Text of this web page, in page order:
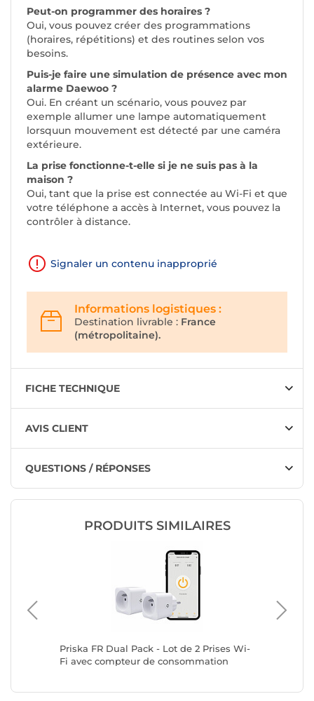
Peut-on programmer des horaires ?
Oui, vous pouvez créer des programmations
(horaires, répétitions) et des routines selon vos
besoins.
Puis-je faire une simulation de présence avec mon
alarme Daewoo ?
Oui. En créant un scénario, vous pouvez par
exemple allumer une lampe automatiquement
lorsquun mouvement est détecté par une caméra
extérieure.
La prise fonctionne-t-elle si je ne suis pas à la
maison ?
Oui, tant que la prise est connectée au Wi-Fi et que
votre téléphone a accès à Internet, vous pouvez la
contrôler à distance.
Signaler un contenu inapproprié
Informations logistiques :
Destination livrable : France
(métropolitaine).
FICHE TECHNIQUE
AVIS CLIENT
QUESTIONS / RÉPONSES
PRODUITS SIMILAIRES
Priska FR Dual Pack - Lot de 2 Prises Wi-
Fi avec compteur de consommation